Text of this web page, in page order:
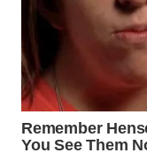
WN
WN
DEPOK